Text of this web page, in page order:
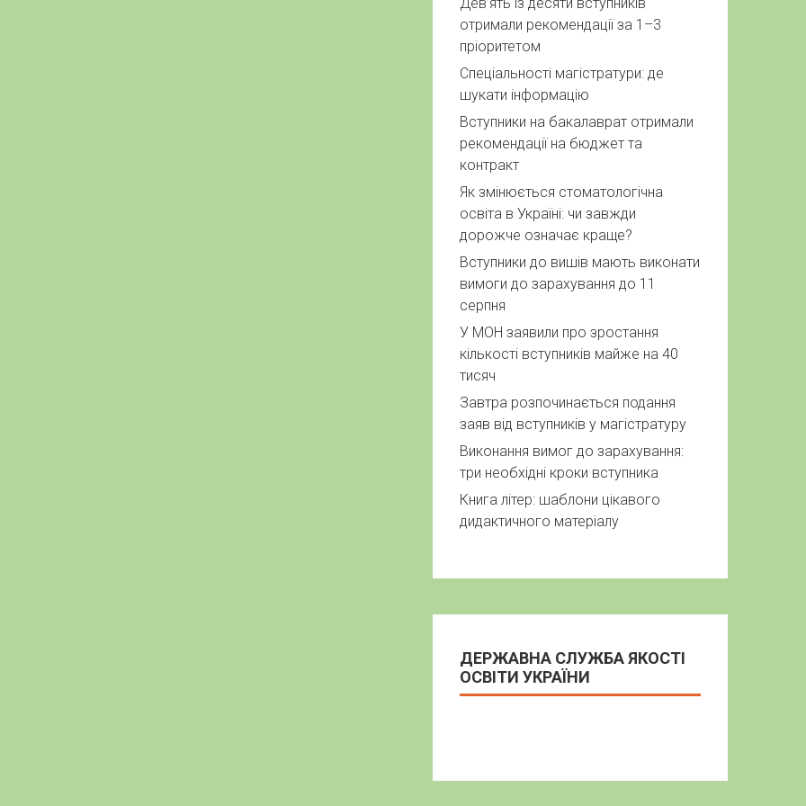
отримали рекомендації за 1–3
пріоритетом
Спеціальності магістратури: де
шукати інформацію
Вступники на бакалаврат отримали
рекомендації на бюджет та
контракт
Як змінюється стоматологічна
освіта в Україні: чи завжди
дорожче означає краще?
Вступники до вишів мають виконати
вимоги до зарахування до 11
серпня
У МОН заявили про зростання
кількості вступників майже на 40
тисяч
Завтра розпочинається подання
заяв від вступників у магістратуру
Виконання вимог до зарахування:
три необхідні кроки вступника
Книга літер: шаблони цікавого
дидактичного матеріалу
ДЕРЖАВНА СЛУЖБА ЯКОСТІ
ОСВІТИ УКРАЇНИ